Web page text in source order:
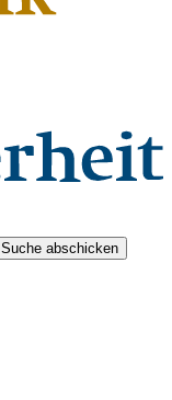
Suche abschicken